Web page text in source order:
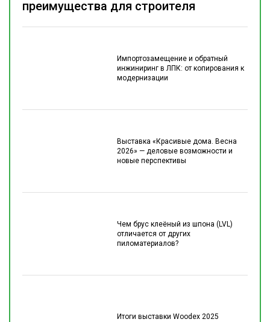
Импортозамещение и обратный
инжиниринг в ЛПК: от копирования к
модернизации
Выставка «Красивые дома. Весна
2026» — деловые возможности и
новые перспективы
Чем брус клеёный из шпона (LVL)
отличается от других
пиломатериалов?
Итоги выставки Woodex 2025
преимущества для строителя